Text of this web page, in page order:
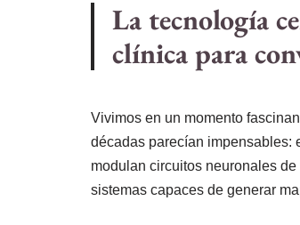
La tecnología
clínica para
Vivimos en un momento
décadas parecían impensables:
modulan circuitos neuronales
sistemas capaces de generar